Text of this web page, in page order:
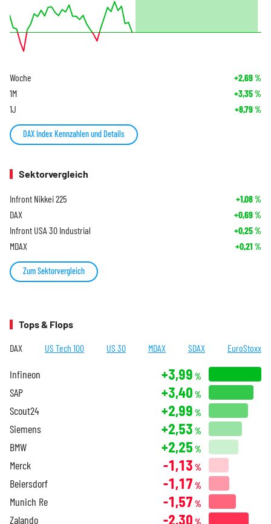
Woche +2,69%
1M +3,35%
1J +8,79%
DAX Index Kennzahlen und Details
Sektorvergleich
Infront Nikkei 225 +1,08%
DAX +0,69%
Infront USA 30 Industrial +0,25%
MDAX +0,21 %
Zum Sektorvergleich
Tops & Flops
DAX US Tech 100 US 30 MDAX SDAX EuroStoxx
Infineon +3,99 %
SAP +3,40 %
Scout24 +2,99 %
Siemens +2,53 %
BMW +2,25 %
Merck -1,13 %
Beiersdorf -1,17 %
Munich Re -1,57 %
Zalando -2,30 %